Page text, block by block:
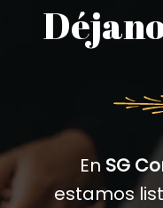
En SG
estamos